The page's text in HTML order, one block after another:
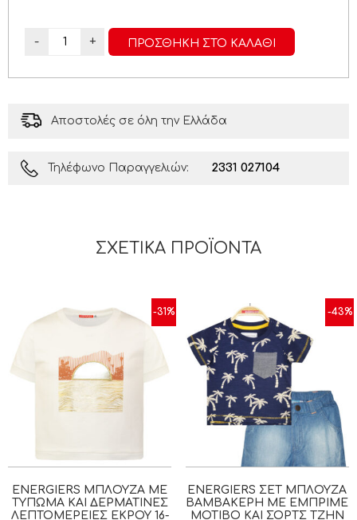
- + ΠΡΟΣΘΉΚΗ ΣΤΟ ΚΑΛΆΘΙ
Αποστολές σε όλη την Ελλάδα
Τηλέφωνο Παραγγελιών: 2331 027104
ΣΧΕΤΙΚΆ ΠΡΟΪΌΝΤΑ
-31%
ENERGIERS ΜΠΛΟΎΖΑ ΜΕ
ΤΎΠΩΜΑ ΚΑΙ ΔΕΡΜΆΤΙΝΕΣ
ΛΕΠΤΟΜΈΡΕΙΕΣ ΕΚΡΟΥ 16-
-43%
ENERGIERS ΣΕΤ ΜΠΛΟΎΖΑ
ΒΑΜΒΑΚΕΡΉ ΜΕ ΕΜΠΡΙΜΈ
ΜΟΤΊΒΟ ΚΑΙ ΣΟΡΤΣ ΤΖΗΝ